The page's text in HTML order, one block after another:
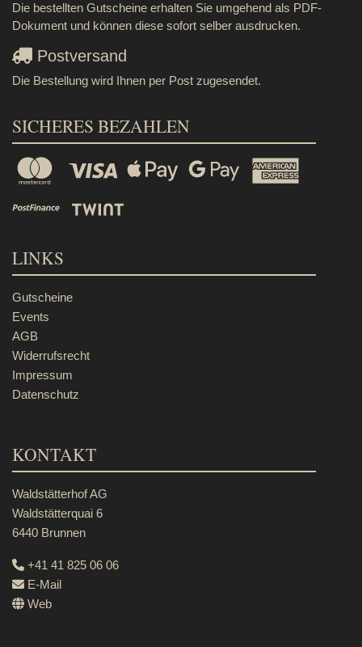
Die bestellten Gutscheine erhalten Sie umgehend als PDF-
Dokument und können diese sofort selber ausdrucken.
Postversand
Die Bestellung wird Ihnen per Post zugesendet.
SICHERES BEZAHLEN
LINKS
Gutscheine
Events
AGB
Widerrufsrecht
Impressum
Datenschutz
KONTAKT
Waldstätterhof AG
Waldstätterquai 6
6440 Brunnen
+41 41 825 06 06
E-Mail
Web